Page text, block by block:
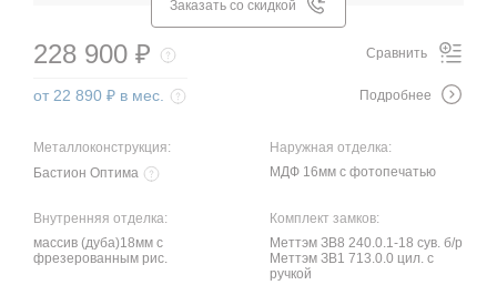
Заказать со скидкой
Металлоконструкция:
Бастион Оптима
Наружная отделка:
МДФ 16мм с фотопечатью
Внутренняя отделка:
массив (дуба)18мм с
фрезерованным рис.
Комплект замков:
Меттэм ЗВ8 240.0.1-18 сув. б/р
Меттэм ЗВ1 713.0.0 цил. с
ручкой
228 900 ₽
от 22 890 ₽ в мес.
Сравнить
Подробнее